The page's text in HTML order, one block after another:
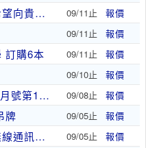
您好，公司目前欲訂購書籍，希望向貴公司詢價： 09/11止 報價
09/11止 報價
訂購6本 09/11止 報價
09/10止 報價
是否有1977年出版的戶外生活9月號第14期雜誌.. 09/08止 報價
牌 09/05止 報價
國際各地區電子之電磁相容與無線通訊規範 09/05止 報價